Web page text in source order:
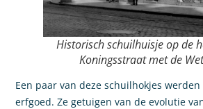
Historisch schuilhuisje op de
Koningsstraat met de
Een paar van deze schuilhokjes
erfgoed. Ze getuigen van de evolutie